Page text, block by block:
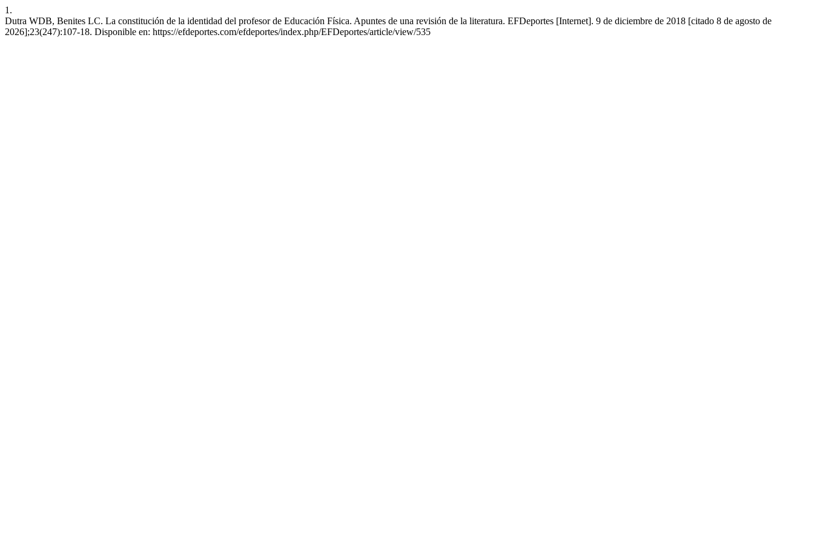
1.
Dutra WDB, Benites LC. La constitución de la identidad del profesor de Educación Física. Apuntes de una revisión de la literatura. EFDeportes [Internet]. 9 de diciembre de 2018 [citado 8 de agosto de
2026];23(247):107-18. Disponible en: https://efdeportes.com/efdeportes/index.php/EFDeportes/article/view/535